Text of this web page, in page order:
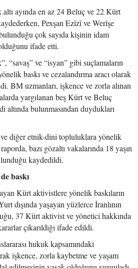
altı ayında en az 24 Beluç ve 22 Kürt
Pexşan Ezîzî ve Werîşe
çok sayıda kişinin idam
ifade etti.
“savaş” ve “isyan” gibi suçlamaların
baskı ve cezalandırma aracı olarak
BM uzmanları, işkence ve zorla alınan
yargılanan beş Kürt ve Beluç
altında bulunmasından duydukları
diğer etnik-dini topluluklara yönelik
bazı gözaltı vakalarında 18 yaşın
kaydedildi.
baskı
Kürt aktivistlere yönelik baskıların
dışında yaşayan yüzlerce İranlının
37 Kürt aktivist ve yönetici hakkında
çıkarıldığı ifade edildi.
hukuk kapsamındaki
işkence, zorla kaybetme ve yaşam